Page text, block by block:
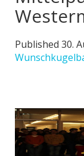
Published 30.